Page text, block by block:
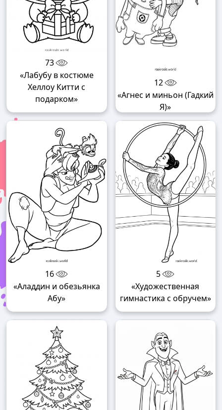
73
«Лабубу в костюме
Хеллоу Китти с
подарком»
12
«Агнес и миньон (Гадкий
Я)»
16
«Аладдин и обезьянка
Абу»
5
«Художественная
гимнастика с обручем»